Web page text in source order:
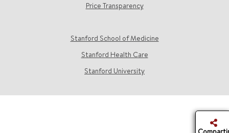
Price Transparency
Stanford School of Medicine
Stanford Health Care
Stanford University